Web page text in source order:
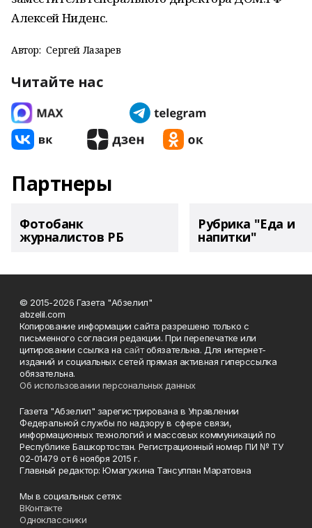
Алексей Ниденс.
Автор: Сергей Лазарев
Читайте нас
Партнеры
Фотобанк
журналистов РБ
Рубрика "Еда и
напитки"
© 2015-2026 Газета "Абзелил"
abzelil.com
Копирование информации сайта разрешено только с
письменного согласия редакции. При перепечатке или
цитировании ссылка на сайтобязательна. Для интернет-
изданий и социальных сетей прямая активная гиперссылка
обязательна.
Об использовании персональных данных
Газета "Абзелил" зарегистрирована в Управлении
Федеральной службы по надзору в сфере связи,
информационных технологий и массовых коммуникаций по
Республике Башкортостан. Регистрационный номер ПИ № ТУ
02-01479 от 6 ноября 2015 г.
Главный редактор: Юмагужина Тансулпан Маратовна
Мы в социальных сетях:
ВКонтакте
Одноклассники